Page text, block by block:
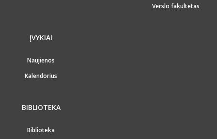
Verslo fakultetas
ĮVYKIAI
Naujienos
Kalendorius
BIBLIOTEKA
Biblioteka